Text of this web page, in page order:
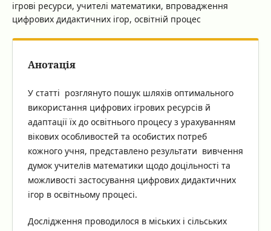
ігрові ресурси, учителі математики, впровадження
цифрових дидактичних ігор, освітній процес
Анотація
У статті розглянуто пошук шляхів оптимального
використання цифрових ігрових ресурсів й
адаптації їх до освітнього процесу з урахуванням
вікових особливостей та особистих потреб
кожного учня, представлено результати вивчення
думок учителів математики щодо доцільності та
можливості застосування цифрових дидактичних
ігор в освітньому процесі.
Дослідження проводилося в міських і сільських